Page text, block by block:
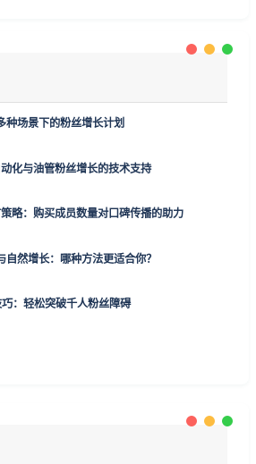
种场景下的粉丝增长计划
化与油管粉丝增长的技术支持
略：购买成员数量对口碑传播的助力
自然增长：哪种方法更适合你？
：轻松突破千人粉丝障碍